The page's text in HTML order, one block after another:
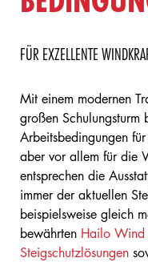
FÜR EXZELLENTE
Mit einem modernen
großen Schulungsturm
Arbeitsbedingungen
aber vor allem für die
entsprechen die
immer der aktuellen
beispielsweise gleich
bewährten Hailo Wind
Steigschutzlösungen